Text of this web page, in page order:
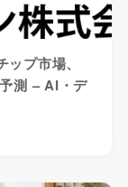
プ市場、
測 – AI・デ